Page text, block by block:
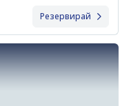
Резервирай